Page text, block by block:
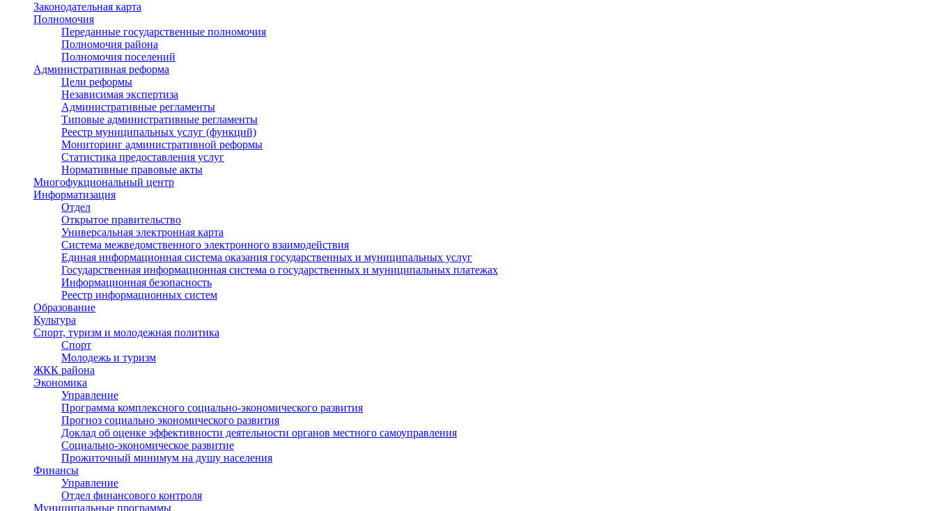
Законодательная карта
Полномочия
Переданные государственные полномочия
Полномочия района
Полномочия поселений
Административная реформа
Цели реформы
Независимая экспертиза
Административные регламенты
Типовые административные регламенты
Реестр муниципальных услуг (функций)
Мониторинг административной реформы
Статистика предоставления услуг
Нормативные правовые акты
Многофукциональный центр
Информатизация
Отдел
Открытое правительство
Универсальная электронная карта
Система межведомственного электронного взаимодействия
Единая информационная система оказания государственных и муниципальных услуг
Государственная информационная система о государственных и муниципальных платежах
Информационная безопасность
Реестр информационных систем
Образование
Культура
Спорт, туризм и молодежная политика
Спорт
Молодежь и туризм
ЖКК района
Экономика
Управление
Программа комплексного социально-экономического развития
Прогноз социально экономического развития
Доклад об оценке эффективности деятельности органов местного самоуправления
Социально-экономическое развитие
Прожиточный минимум на душу населения
Финансы
Управление
Отдел финансового контроля
Муниципальные программы